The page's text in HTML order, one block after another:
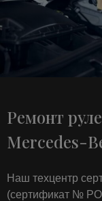
Ремонт
Mercedes-
Наш техцентр
(сертификат №